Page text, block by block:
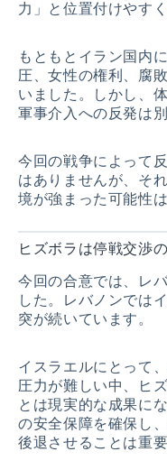
力」と位置付けやす
もともとイラン国内
圧、女性の権利、腐
いました。しかし、
軍事介入への反発は
今回の戦争によって
はありませんが、そ
境が強まった可能性
ヒズボラは停戦交渉
今回の合意では、レ
した。レバノンでは
突が続いています。
イスラエルにとって
圧力が難しい中、ヒ
とは現実的な成果に
の安全保障を確保し
後退させることは重